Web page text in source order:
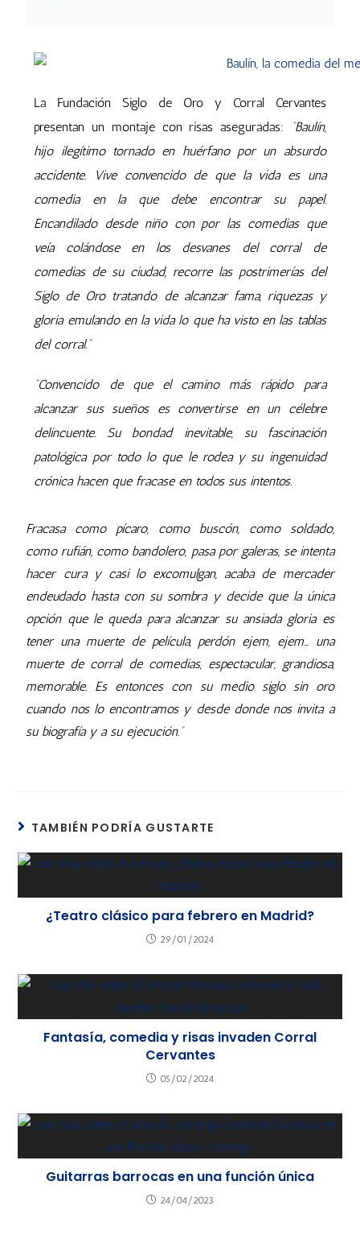
La Fundación Siglo de Oro y Corral Cervantes
presentan un montaje con risas aseguradas:
“Baulín,
hijo ilegítimo tornado en huérfano por un absurdo
accidente. Vive convencido de que la vida es una
comedia en la que debe encontrar su papel.
Encandilado desde niño con por las comedias que
veía colándose en los desvanes del corral de
comedias de su ciudad, recorre las postrimerías del
Siglo de Oro tratando de alcanzar fama, riquezas y
gloria emulando en la vida lo que ha visto en las tablas
del corral.”
“Convencido de que el camino más rápido para
alcanzar sus sueños es convertirse en un célebre
delincuente. Su bondad inevitable, su fascinación
patológica por todo lo que le rodea y su ingenuidad
crónica hacen que fracase en todos sus intentos.
Fracasa como pícaro, como buscón, como soldado,
como rufián, como bandolero, pasa por galeras, se intenta
hacer cura y casi lo excomulgan, acaba de mercader
endeudado hasta con su sombra y decide que la única
opción que le queda para alcanzar su ansiada gloria es
tener una muerte de película, perdón ejem, ejem… una
muerte de corral de comedias, espectacular, grandiosa,
memorable. Es entonces con su medio siglo sin oro
cuando nos lo encontramos y desde donde nos invita a
su biografía y a su ejecución.”
TAMBIÉN PODRÍA GUSTARTE
¿Teatro clásico para febrero en Madrid?
29/01/2024
Fantasía, comedia y risas invaden Corral
Cervantes
05/02/2024
Guitarras barrocas en una función única
24/04/2023